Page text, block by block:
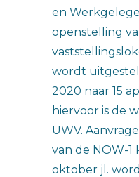
en
openstelling
wordt
2020 naar 15
hiervoor is de
UWV.
van de NOW-1
oktober jl.